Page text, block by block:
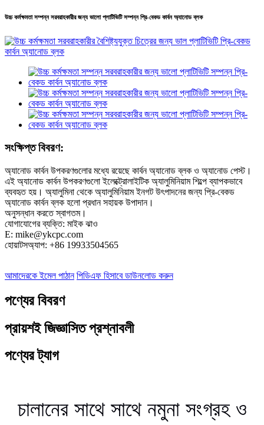
উচ্চ কর্মক্ষমতা সম্পন্ন সরবরাহকারীর জন্য ভালো প্লাটিভিটি সম্পন্ন প্রি-বেকড কার্বন অ্যানোড ব্লক
সংক্ষিপ্ত বিবরণ:
অ্যানোড কার্বন উপকরণগুলোর মধ্যে রয়েছে কার্বন অ্যানোড ব্লক ও অ্যানোড পেস্ট।
এই অ্যানোড কার্বন উপকরণগুলো ইলেক্ট্রোলাইটিক অ্যালুমিনিয়াম শিল্পে ব্যাপকভাবে
ব্যবহৃত হয়। অ্যালুমিনা থেকে অ্যালুমিনিয়াম ইনগট উৎপাদনের জন্য প্রি-বেকড
অ্যানোড কার্বন ব্লক হলো প্রধান সহায়ক উপাদান।
অনুসন্ধান করতে স্বাগতম।
যোগাযোগের ব্যক্তি: মাইক ঝাও
E: mike@ykcpc.com
হোয়াটসঅ্যাপ: +86 19933504565
আমাদেরকে ইমেল পাঠান পিডিএফ হিসাবে ডাউনলোড করুন
পণ্যের বিবরণ
প্রায়শই জিজ্ঞাসিত প্রশ্নাবলী
পণ্যের ট্যাগ
চালানের সাথে সাথে নমুনা সংগ্রহ ও